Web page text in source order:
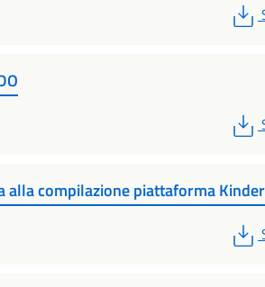
alla compilazione piattaforma